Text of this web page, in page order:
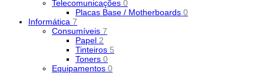
Telecomunicações 0
Placas Base / Motherboards 0
Informática 7
Consumíveis 7
Papel 2
Tinteiros 5
Toners 0
Equipamentos 0